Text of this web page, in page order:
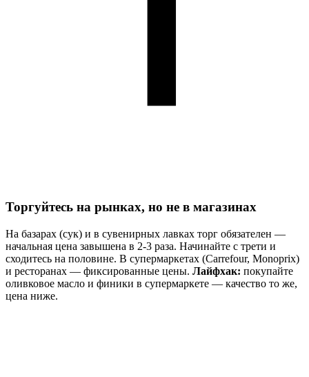
Торгуйтесь на рынках, но не в магазинах
На базарах (сук) и в сувенирных лавках торг обязателен —
начальная цена завышена в 2-3 раза. Начинайте с трети и
сходитесь на половине. В супермаркетах (Carrefour, Monoprix)
и ресторанах — фиксированные цены. Лайфхак: покупайте
оливковое масло и финики в супермаркете — качество то же,
цена ниже.